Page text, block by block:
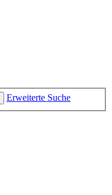
Erweiterte Suche